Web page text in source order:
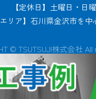
【定休日】土曜日・日
エリア】石川県金沢市を
© TSUTSUJI株式会社 All